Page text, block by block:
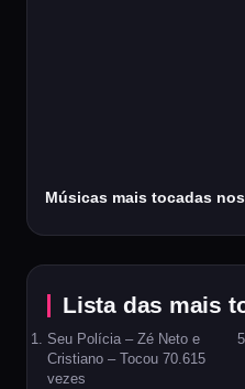
Lista das mais
Seu Polícia – Zé Neto e
Cristiano – Tocou 70.615
vezes
Músicas mais tocadas